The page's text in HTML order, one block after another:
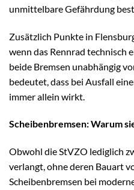
unmittelbare Gefährdung
Zusätzlich Punkte in
wenn das Rennrad technisch
beide Bremsen unabhängig
bedeutet, dass bei Ausfall
immer allein wirkt.
Scheibenbremsen: Warum
Obwohl die StVZO lediglich
verlangt, ohne deren Bauart
Scheibenbremsen bei